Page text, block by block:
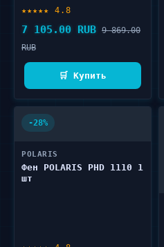
★★★★★ 4.8
7 105.00 RUB 9 869.00
RUB
🛒 Купить
-28%
POLARIS
Фен POLARIS PHD 1110 1
шт